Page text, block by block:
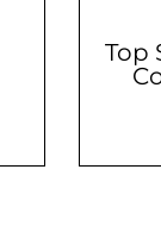
Top